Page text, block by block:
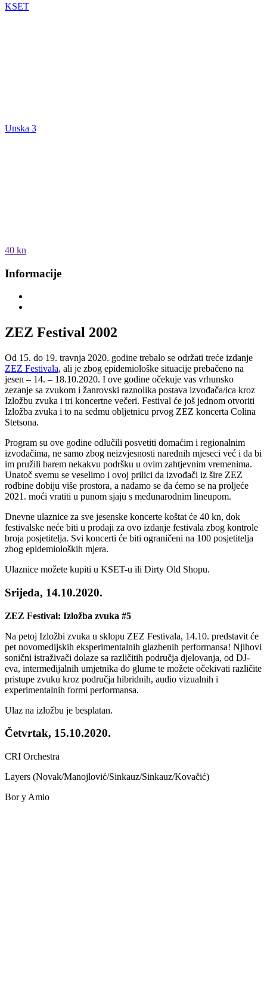
KSET
Unska 3
40 kn
Informacije
ZEZ Festival 2002
Od 15. do 19. travnja 2020. godine trebalo se održati treće izdanje
ZEZ Festivala, ali je zbog epidemiološke situacije prebačeno na
jesen – 14. – 18.10.2020. I ove godine očekuje vas vrhunsko
zezanje sa zvukom i žanrovski raznolika postava izvođača/ica kroz
Izložbu zvuka i tri koncertne večeri. Festival će još jednom otvoriti
Izložba zvuka i to na sedmu obljetnicu prvog ZEZ koncerta Colina
Stetsona.
Program su ove godine odlučili posvetiti domaćim i regionalnim
izvođačima, ne samo zbog neizvjesnosti narednih mjeseci već i da bi
im pružili barem nekakvu podršku u ovim zahtjevnim vremenima.
Unatoč svemu se veselimo i ovoj prilici da izvođači iz šire ZEZ
rodbine dobiju više prostora, a nadamo se da ćemo se na proljeće
2021. moći vratiti u punom sjaju s međunarodnim lineupom.
Dnevne ulaznice za sve jesenske koncerte koštat će 40 kn, dok
festivalske neće biti u prodaji za ovo izdanje festivala zbog kontrole
broja posjetitelja. Svi koncerti će biti ograničeni na 100 posjetitelja
zbog epidemioloških mjera.
Ulaznice možete kupiti u KSET-u ili Dirty Old Shopu.
Srijeda, 14.10.2020.
ZEZ Festival: Izložba zvuka #5
Na petoj Izložbi zvuka u sklopu ZEZ Festivala, 14.10. predstavit će
pet novomedijskih eksperimentalnih glazbenih performansa! Njihovi
sonični istraživači dolaze sa različitih područja djelovanja, od DJ-
eva, intermedijalnih umjetnika do glume te možete očekivati različite
pristupe zvuku kroz područja hibridnih, audio vizualnih i
experimentalnih formi performansa.
Ulaz na izložbu je besplatan.
Četvrtak, 15.10.2020.
CRI Orchestra
Layers (Novak/Manojlović/Sinkauz/Sinkauz/Kovačić)
Bor y Amio